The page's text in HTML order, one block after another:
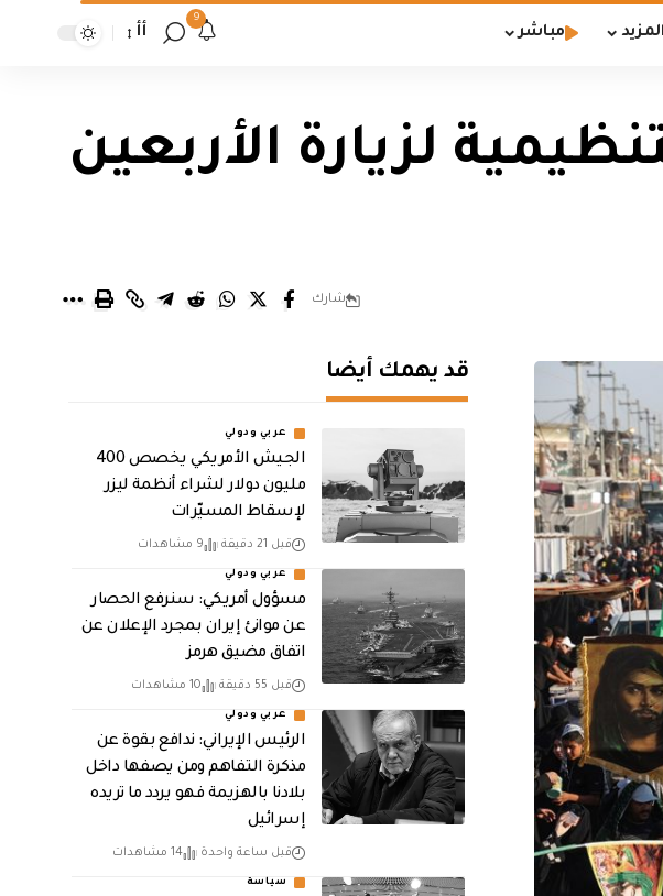
المزيد مباشر
9
أأ
لزيارة الأربعين
شارك
قد يهمك أيضا
عربي ودولي
الجيش الأمريكي يخصص 400
مليون دولار لشراء أنظمة ليزر
لإسقاط المسيّرات
قبل 21 دقيقة 9 مشاهدات
عربي ودولي
مسؤول أمريكي: سنرفع الحصار
عن موانئ إيران بمجرد الإعلان عن
اتفاق مضيق هرمز
قبل 55 دقيقة 10 مشاهدات
عربي ودولي
الرئيس الإيراني: ندافع بقوة عن
مذكرة التفاهم ومن يصفها داخل
بلادنا بالهزيمة فهو يردد ما تريده
إسرائيل
قبل ساعة واحدة 14 مشاهدات
سياسة